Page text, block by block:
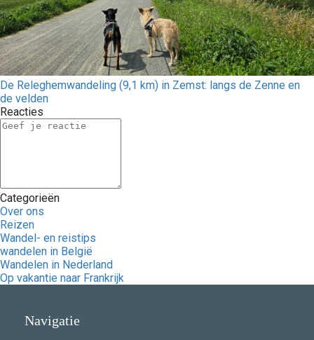
De Releghemwandeling (9,1 km) in Zemst: langs de Zenne en
de velden
Reacties
Categorieën
Over ons
Reizen
Wandel- en reistips
wandelen in België
Wandelen in Nederland
Op vakantie naar Frankrijk
Navigatie